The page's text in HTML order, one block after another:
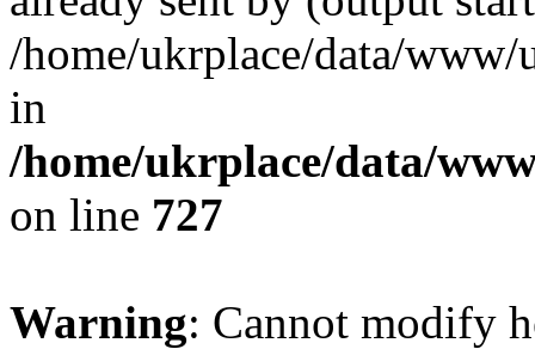
/home/ukrplace/data/
in
/home/ukrplace/data/
on line 727
Warning: Cannot modify